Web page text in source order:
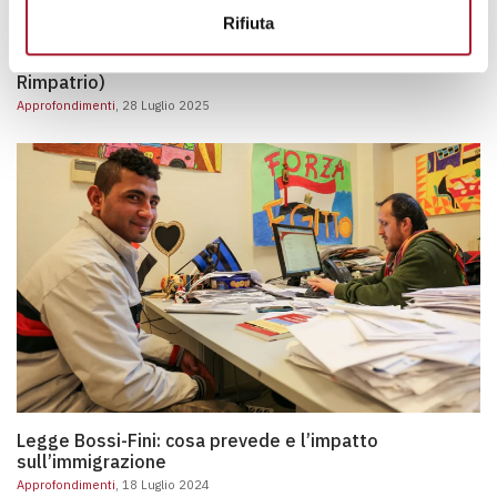
Rifiuta
Cosa sono i CPR (Centri di Permanenza per il
Cosa sono i CPR (Centri di Permanenza per il
Rimpatrio)
Approfondimenti , 28 Luglio 2025
Legge Bossi-Fini: cosa prevede e l’impatto
sull’immigrazione
Approfondimenti, 18 Luglio 2024